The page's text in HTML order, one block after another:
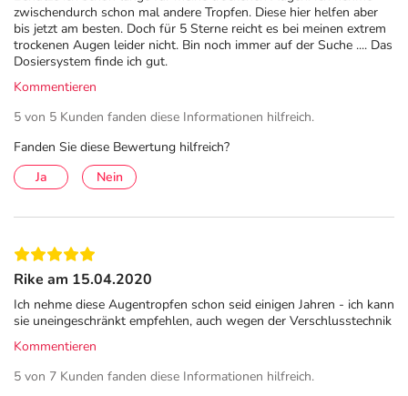
nicht beeinträchtigt. HYLO GEL® Augentropfen können
auch mit harten und weichen Kontaktlinsen verwendet
werden.
Trockene Augen
häufigsten Augenerkrankungen. Nach Informationen des
Berufsverbands der Augenärzte ist in Deutschland jede 5.
erwachsene Person davon betroffen, Tendenz steigend.
Als eine der Hauptursachen gilt die zunehmende Nutzung
intensive Bildschirmarbeit im Berufsleben. Zudem
können Umwelteinflüsse wie Zugluft, Klimaanlage und
Feinstaubbelastung sowie bestimmte Erkrankungen,
hormonelle Veränderungen und altersbedingte Prozesse
verschiedene Beschwerden trockener Augen hervorrufen.
Operative Eingriffe am Auge
zwischendurch schon mal andere Tropfen. Diese hier helfen aber
bis jetzt am besten. Doch für 5 Sterne reicht es bei meinen extrem
trockenen Augen leider nicht. Bin noch immer auf der Suche .... Das
Dosiersystem finde ich gut.
Kommentieren
5 von 5 Kunden fanden diese Informationen hilfreich.
Fanden Sie diese Bewertung hilfreich?
Ja
Nein
Rike am 15.04.2020
Ich nehme diese Augentropfen schon seid einigen Jahren - ich kann
sie uneingeschränkt empfehlen, auch wegen der Verschlusstechnik
Kommentieren
5 von 7 Kunden fanden diese Informationen hilfreich.